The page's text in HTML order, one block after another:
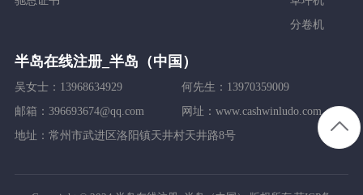
分卷机
半岛在线注册_半岛（中国）
吴女士：13968634929
何先生：13970359009
邮箱：396693674@qq.com
网址：www.cashwinludo.com
地址：常州市武进区洛阳镇天井村天井路8号